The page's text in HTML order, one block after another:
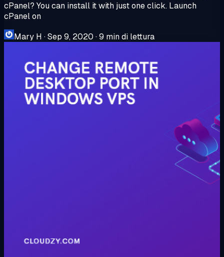
cPanel? You can install it with just one click. Launch
cPanel on
Mary H ·Sep 9, 2020 ·9 min di lettura